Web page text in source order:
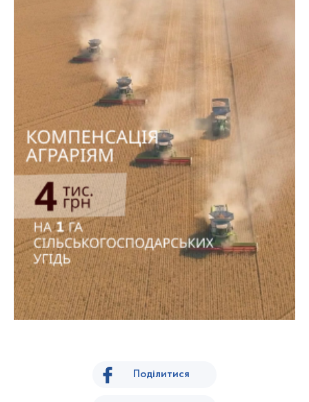
Поділитися